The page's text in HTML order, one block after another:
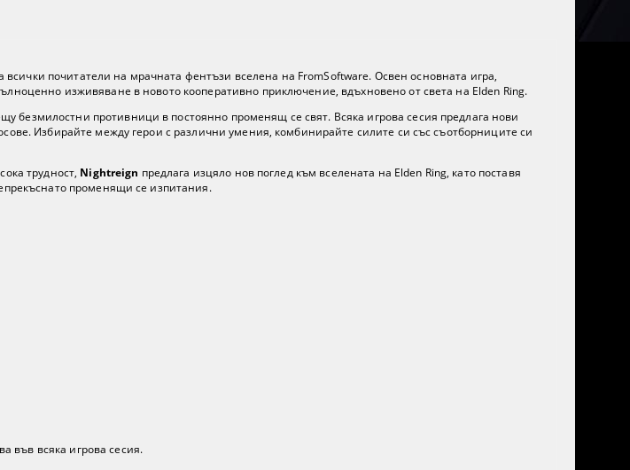
почитатели на мрачната фентъзи вселена на FromSoftware. Освен основната игра,
изживяване в новото кооперативно приключение, вдъхновено от света на Elden Ring.
безмилостни противници в постоянно променящ се свят. Всяка игрова сесия предлага нови
Избирайте между герои с различни умения, комбинирайте силите си със съотборниците си
трудност, Nightreign предлага изцяло нов поглед към вселената на Elden Ring, като поставя
променящи се изпитания.
във всяка игрова сесия.